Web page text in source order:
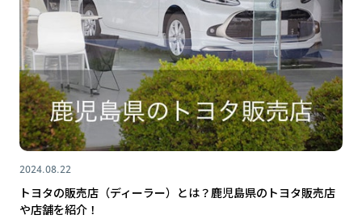
2024.08.22
トヨタの販売店（ディーラー）とは？鹿児島県のトヨタ販売店
や店舗を紹介！